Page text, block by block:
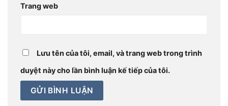
Trang web
Lưu tên của tôi, email, và trang web trong trình
duyệt này cho lần bình luận kế tiếp của tôi.